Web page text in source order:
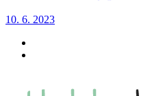
10. 6. 2023